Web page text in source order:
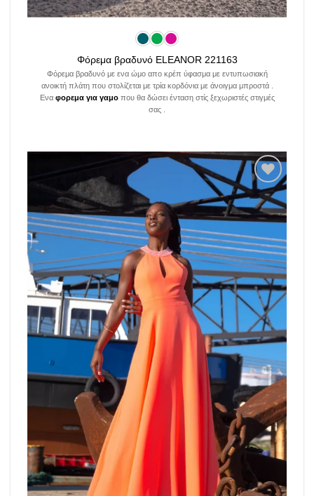
Φόρεμα βραδυνό ELEANOR 221163
Φόρεμα βραδυνό με ενα ώμο απο κρέπ ύφασμα με εντυπωσιακή
ανοικτή πλάτη που στολίζεται με τρία κορδόνια με άνοιγμα μπροστά .
Ενα φορεμα για γαμοπου θα δώσει ένταση στίς ξεχωριστές στιγμές
σας .
Add to
wishlist